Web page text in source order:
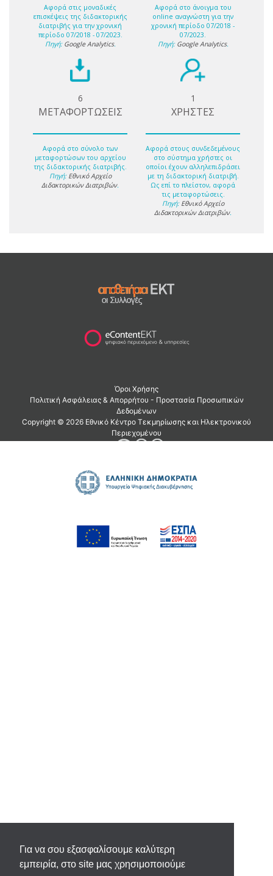
Για να σου εξασφαλίσουμε καλύτερη
εμπειρία, στο site μας χρησιμοποιούμε
Αφορά στις μοναδικές
επισκέψεις της διδακτορικής
διατριβής για την χρονική
περίοδο 07/2018 - 07/2023.
Πηγή: Google Analytics.
Αφορά στο άνοιγμα του
online αναγνώστη για την
χρονική περίοδο 07/2018 -
07/2023.
Πηγή: Google Analytics.
6
ΜΕΤΑΦΟΡΤΩΣΕΙΣ
Αφορά στο σύνολο των
μεταφορτώσων του αρχείου
της διδακτορικής διατριβής.
Πηγή: Εθνικό Αρχείο
Διδακτορικών Διατριβών.
1
ΧΡΗΣΤΕΣ
Αφορά στους συνδεδεμένους
στο σύστημα χρήστες οι
οποίοι έχουν αλληλεπιδράσει
με τη διδακτορική διατριβή.
Ως επί το πλείστον, αφορά
τις μεταφορτώσεις.
Πηγή: Εθνικό Αρχείο
Διδακτορικών Διατριβών.